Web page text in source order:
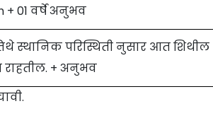
+ 01 वर्षे अनुभव
स्थानिक परिस्थिती नुसार आत शिथील
+ अनुभव